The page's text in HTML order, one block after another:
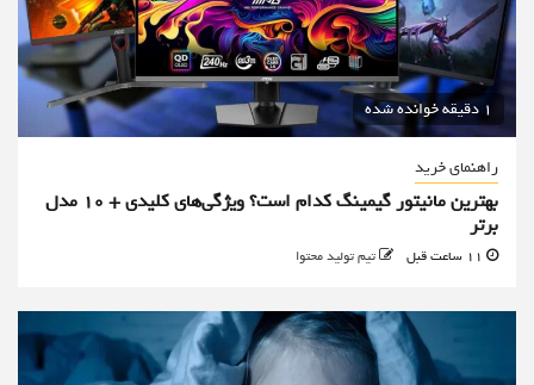
1 دقیقه خوانده شده
راهنمای خرید
بهترین مانیتور گیمینگ کدام است؟ ویژگی‌های کلیدی + 10 مدل
برتر
تیم تولید محتوا